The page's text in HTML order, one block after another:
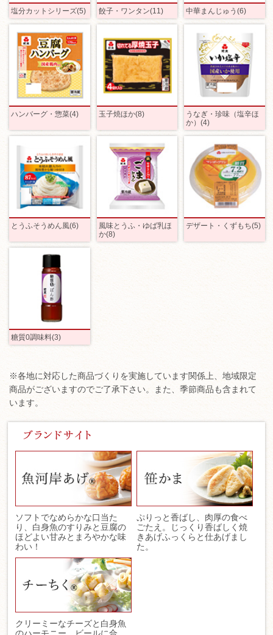
塩分カットシリーズ(5) 餃子・ワンタン(11) 中華まんじゅう(6)
ハンバーグ・惣菜(4) 玉子焼ほか(8)
うなぎ・珍味（塩辛ほ
か）(4)
とうふそうめん風(6)
風味とうふ・ゆば乳ほ
か(8)
デザート・くずもち(5)
糖質0調味料(3)
※各地に対応した商品づくりを実施しています関係上、地域限定
商品がございますのでご了承下さい。また、季節商品も含まれて
います。
ソフトでなめらかな口当た
り、白身魚のすりみと豆腐の
ほどよい甘みとまろやかな味
わい！
ぷりっと香ばし、肉厚の食べ
ごたえ。じっくり香ばしく焼
きあげふっくらと仕あげまし
た。
クリーミーなチーズと白身魚